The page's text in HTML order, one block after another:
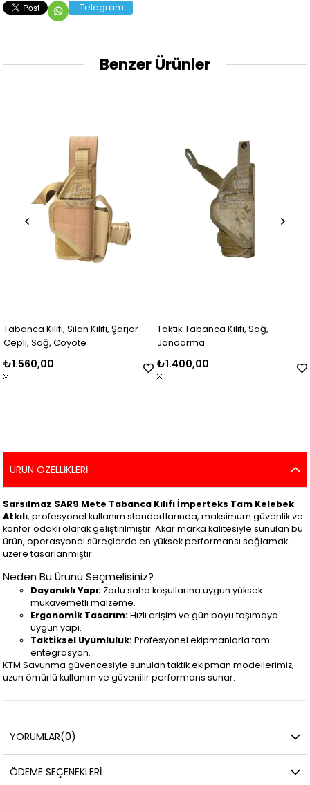
Telegram
Benzer Ürünler
Tabanca Kılıfı, Silah Kılıfı, Şarjör
Cepli, Sağ, Coyote
₺1.560,00
Taktik Tabanca Kılıfı, Sağ,
Jandarma
₺1.400,00
ÜRÜN ÖZELLIKLERI
Sarsılmaz SAR9 Mete Tabanca Kılıfı İmperteks Tam Kelebek
Atkılı, profesyonel kullanım standartlarında, maksimum güvenlik ve
konfor odaklı olarak geliştirilmiştir. Akar marka kalitesiyle sunulan bu
ürün, operasyonel süreçlerde en yüksek performansı sağlamak
üzere tasarlanmıştır.
Neden Bu Ürünü Seçmelisiniz?
Dayanıklı Yapı: Zorlu saha koşullarına uygun yüksek
mukavemetli malzeme.
Ergonomik Tasarım:Hızlı erişim ve gün boyu taşımaya
uygun yapı.
Taktiksel Uyumluluk:Profesyonel ekipmanlarla tam
entegrasyon.
KTM Savunma güvencesiyle sunulan taktik ekipman modellerimiz,
uzun ömürlü kullanım ve güvenilir performans sunar.
YORUMLAR(0)
ÖDEME SEÇENEKLERI